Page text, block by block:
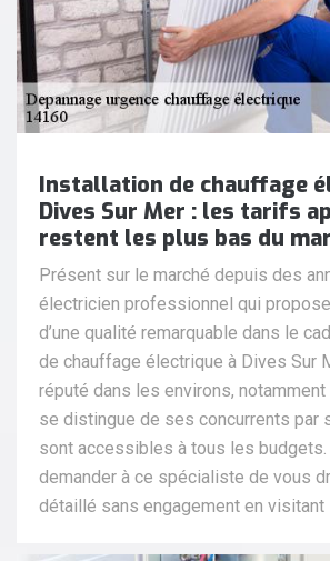
Installation de chauffage
Dives Sur Mer : les tarifs
restent les plus bas du
Présent sur le marché depuis des
électricien professionnel qui
d’une qualité remarquable dans le
de chauffage électrique à Dives Sur
réputé dans les environs,
se distingue de ses concurrents par
sont accessibles à tous les
demander à ce spécialiste de vous
détaillé sans engagement en